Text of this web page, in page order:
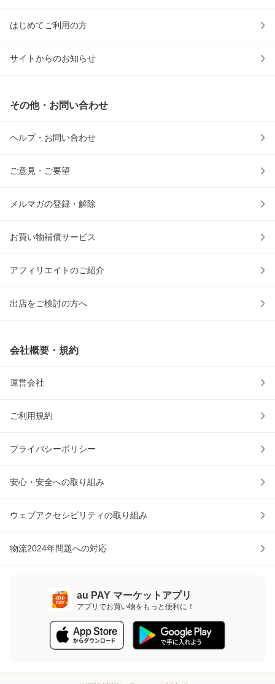
はじめてご利用の方
サイトからのお知らせ
その他・お問い合わせ
ヘルプ・お問い合わせ
ご意見・ご要望
メルマガの登録・解除
お買い物補償サービス
アフィリエイトのご紹介
出店をご検討の方へ
会社概要・規約
運営会社
ご利用規約
プライバシーポリシー
安心・安全への取り組み
ウェブアクセシビリティの取り組み
物流2024年問題への対応
au PAY マーケットアプリ
アプリでお買い物をもっと便利に！